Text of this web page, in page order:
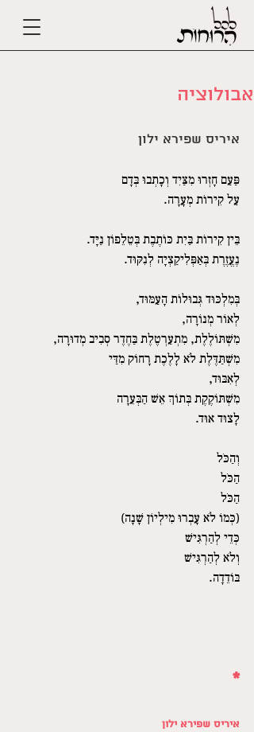
אבולוציה
איריס שפירא ילון
פַּעַם חָזְרוּ מִצַּיִד וְכָתְבוּ בְּדָם
עַל קִירוֹת מְעָרָה.
בֵּין קִירוֹת בַּיִת כּוֹתֶבֶת בְּטֵלֵפוֹן נַיָּד.
נֶעֱזֶרֶת בְּאַפְּלִיקַצְיָה לְנִקּוּד.
בְּמִלְכּוּד גְּבוּלוֹת הָעַמּוּד,
לְאוֹר מְנוֹרָה,
מִשְׁתּוֹלֶלֶת, מִתְעַרְטֶלֶת בַּחֶדֶר סְבִיב מְדוּרָה,
מִשְׁתַּדֶּלֶת לֹא לָלֶכֶת רָחוֹק מִדַּי
לְאִבּוּד,
מִשְׁתּוֹקֶקֶת בְּתוֹךְ אֵשׁ הַבְּעֵרָה
לָצוּד אוּד.
וְהַכֹּל
הַכֹּל
הַכֹּל
(כְּמוֹ לֹא עָבְרוּ מִילְיוֹן שָׁנָה)
כְּדֵי לְהַרְגִּישׁ
וְלֹא לְהַרְגִּישׁ
בּוֹדֵדָה.
*
איריס שפירא ילון